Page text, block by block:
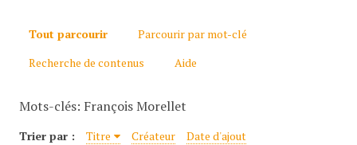
Tout parcourir
Parcourir par mot-clé
Recherche de contenus
Aide
Mots-clés: François Morellet
Trier par : Titre Créateur Date d'ajout